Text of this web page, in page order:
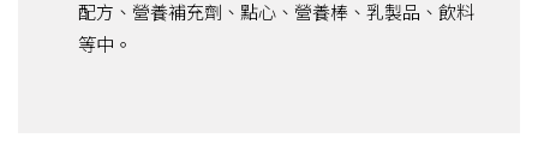
配方、營養補充劑、點心、營養棒、乳製品、飲料
等中。